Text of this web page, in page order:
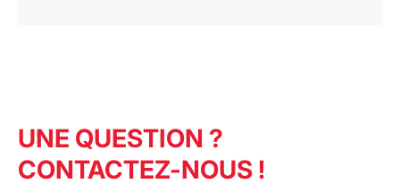
UNE QUESTION ?
CONTACTEZ-NOUS !